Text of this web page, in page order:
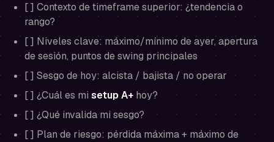
[ ] Contexto de timeframe superior: ¿tendencia o
rango?
[ ] Niveles clave: máximo/mínimo de ayer, apertura
de sesión, puntos de swing principales
[ ] Sesgo de hoy: alcista / bajista / no operar
[ ] ¿Cuál es mi setup A+ hoy?
[ ] ¿Qué invalida mi sesgo?
[ ] Plan de riesgo: pérdida máxima + máximo de